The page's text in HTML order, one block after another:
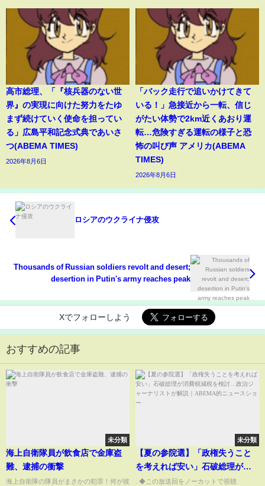
高市総理、「『核兵器のない世
界』の実現に向けた努力をたゆ
まず続けていく使命を担ってい
る」広島平和記念式典であいさ
つ(ABEMA TIMES)
2026年8月6日
「バック走行で追いかけてきて
いる！」急接近から一転、信じ
がたい体勢で2km近くあおり運
転…危険すぎる運転の様子と恐
怖の叫び声 アメリカ(ABEMA
TIMES)
2026年8月6日
ロシアのウクライナ侵攻
Thousands of Russian soldiers revolt and desert;
desertion in Putin's army reaches peak
Xでフォローしよう
おすすめの記事
未分類
海上自衛隊員が飲食店で金庫盗
難、逮捕の衝撃
海上自衛隊の隊員がまさかの犯罪！何が彼
未分類
【夏の参院選】「政権失うこと
を考えれば安い」石破総理が消
費税減税を検討…政治ジャーナ
. ◆この放送回をノーカットで視聴